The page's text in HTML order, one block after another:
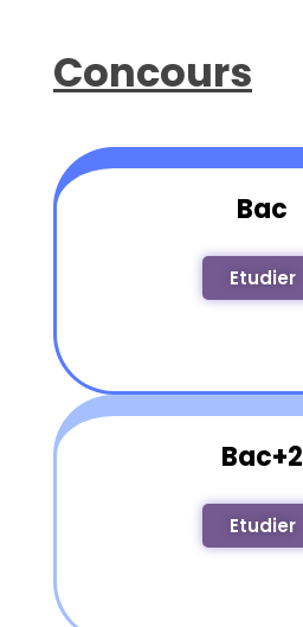
Concours
Bac
Etudier
Bac+2
Etudier